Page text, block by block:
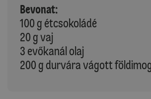
Bevonat:
100 g étcsokoládé
20 g vaj
3 evőkanál olaj
200 g durvára vágott